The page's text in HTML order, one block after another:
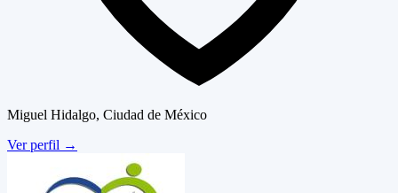
Miguel Hidalgo, Ciudad de México
Ver perfil →